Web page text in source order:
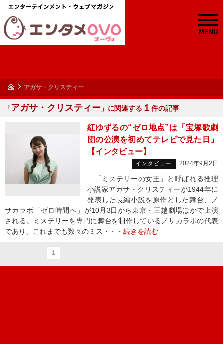
MENU
アガサ・クリスティー
「アガサ・クリスティー 」に関連する １ 件の記事
紅ゆずるの“ゼロ地点”は「宝塚歌劇
団の公演を初めてテレビで見た日」
【インタビュー】
インタビュー 2024年9月2日
「ミステリーの女王」と呼ばれる推理
小説家アガサ・クリスティーが1944年に
発表した長編小説を原作とした舞台、ノ
サカラボ「ゼロ時間へ」が10月3日から東京・三越劇場ほかで上演
される。ミステリーを専門に舞台を制作しているノサカラボの代表
であり、これまでも数々のミス・・・ 続きを読む
1